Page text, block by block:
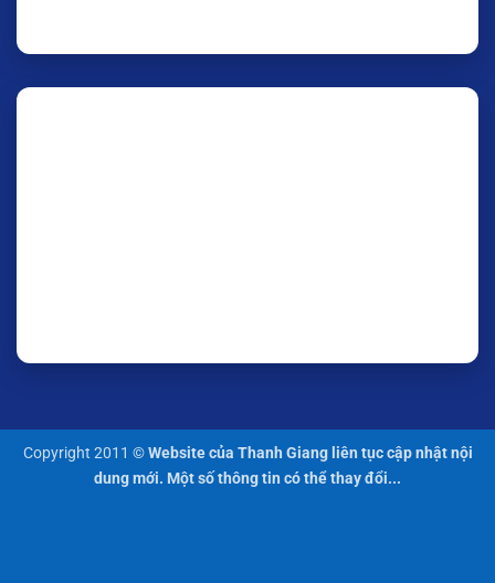
Copyright 2011 ©Website của Thanh Giang liên tục cập nhật nội
dung mới. Một số thông tin có thể thay đổi...